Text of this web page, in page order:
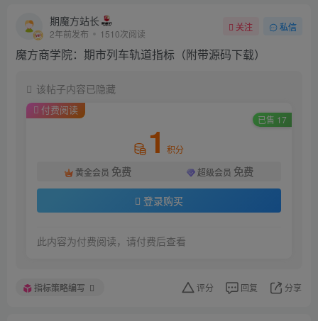
期魔方站长
2年前发布 1510次阅读
关注 私信
魔方商学院：期市列车轨道指标（附带源码下载）
该帖子内容已隐藏
付费阅读
已售 17
1 积分
黄金会员 免费 超级会员 免费
登录购买
此内容为付费阅读，请付费后查看
指标策略编写 评分 回复 分享